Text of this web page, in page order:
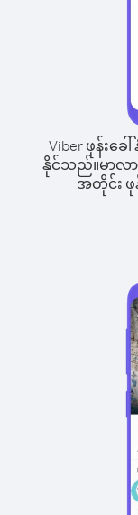
Viber ဖုန်းခ
နိုင်သည်။မာလ
အတိုင်း ဖုန်